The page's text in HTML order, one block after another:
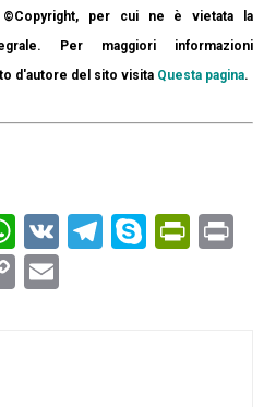
per cui ne è vietata la
Per maggiori informazioni
d'autore del sito visita Questa pagina.
WhatsApp
VK Telegram
Skype
Copy